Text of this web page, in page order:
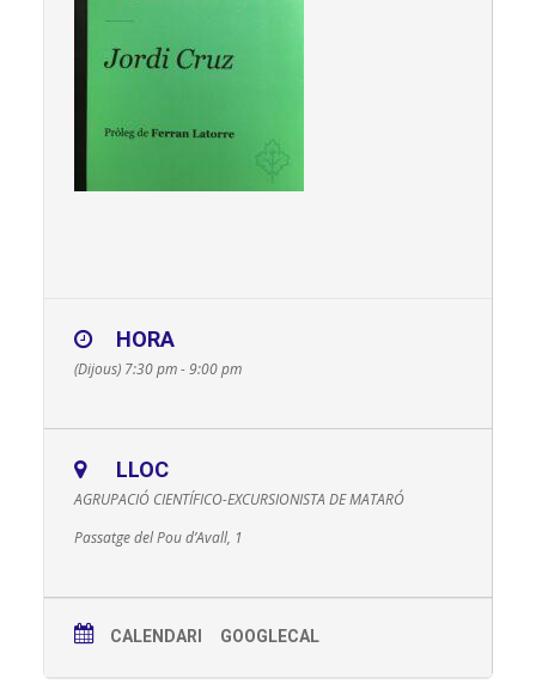
HORA
(Dijous) 7:30 pm - 9:00 pm
LLOC
AGRUPACIÓ CIENTÍFICO-EXCURSIONISTA DE MATARÓ
Passatge del Pou d’Avall, 1
CALENDARI GOOGLECAL